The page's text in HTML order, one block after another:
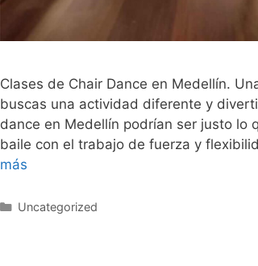
Clases de Chair Dance en Medellín.
buscas una actividad diferente y
dance en Medellín podrían ser justo lo
baile con el trabajo de fuerza y
más
Categorías
Uncategorized